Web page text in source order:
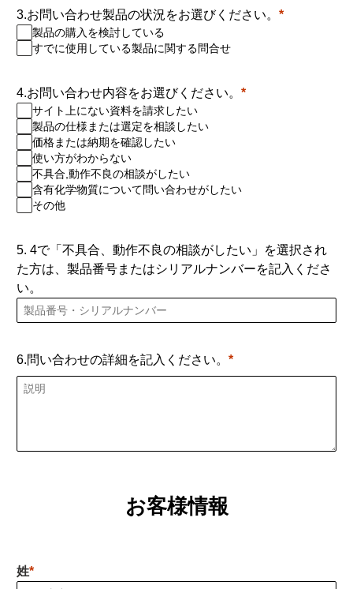
3.お問い合わせ製品の状況をお選びください。
製品の購入を検討している
すでに使用している製品に関する問合せ
4.お問い合わせ内容をお選びください。
サイト上にない資料を請求したい
製品の仕様または選定を相談したい
価格または納期を確認したい
使い方がわからない
不具合,動作不良の相談がしたい
含有化学物質について問い合わせがしたい
その他
5. 4で「不具合、動作不良の相談がしたい」を選択され
た方は、製品番号またはシリアルナンバーを記入くださ
い。
6.問い合わせの詳細を記入ください。
お客様情報
姓